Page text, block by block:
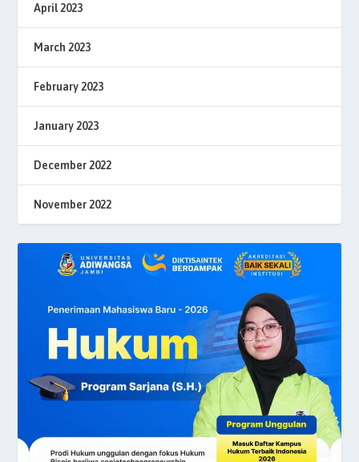
April 2023
March 2023
February 2023
January 2023
December 2022
November 2022